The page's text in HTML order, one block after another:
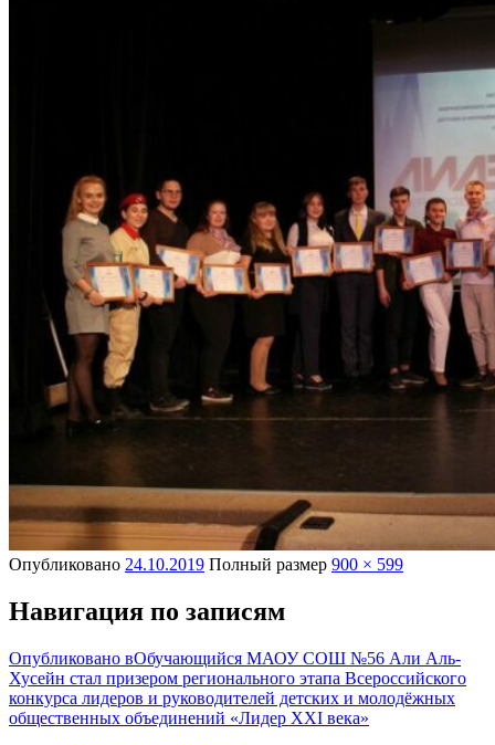
Опубликовано 24.10.2019 Полный размер 900 × 599
Навигация по записям
Опубликовано вОбучающийся МАОУ СОШ №56 Али Аль-
Хусейн стал призером регионального этапа Всероссийского
конкурса лидеров и руководителей детских и молодёжных
общественных объединений «Лидер XXI века»